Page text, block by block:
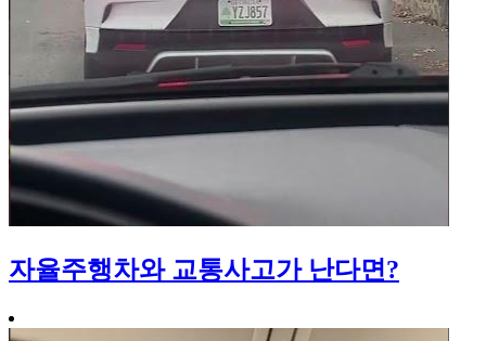
자율주행차와 교통사고가 난다면?